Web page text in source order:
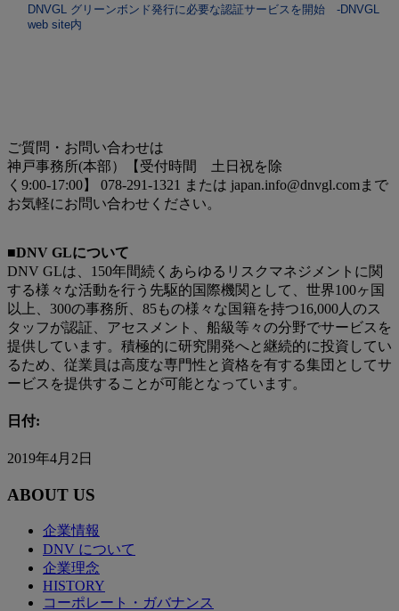
DNVGL グリーンボンド発行に必要な認証サービスを開始 -DNVGL
web site内
ご質問・お問い合わせは
神戸事務所(本部）【受付時間 土日祝を除
く9:00-17:00】 078-291-1321 または japan.info@dnvgl.comまで
お気軽にお問い合わせください。
■DNV GLについて
DNV GLは、150年間続くあらゆるリスクマネジメントに関
する様々な活動を行う先駆的国際機関として、世界100ヶ国
以上、300の事務所、85もの様々な国籍を持つ16,000人のス
タッフが認証、アセスメント、船級等々の分野でサービスを
提供しています。積極的に研究開発へと継続的に投資してい
るため、従業員は高度な専門性と資格を有する集団としてサ
ービスを提供することが可能となっています。
日付:
2019年4月2日
ABOUT US
企業情報
DNV について
企業理念
HISTORY
コーポレート・ガバナンス